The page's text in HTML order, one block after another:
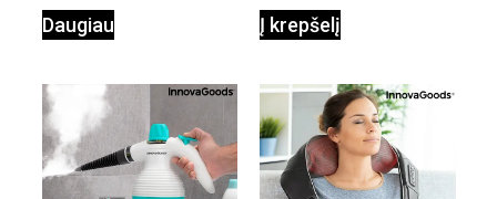
Daugiau Į krepšelį